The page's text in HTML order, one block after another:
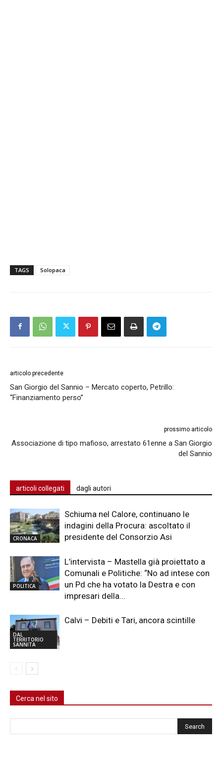
TAGS Solopaca
articolo precedente
San Giorgio del Sannio – Mercato coperto, Petrillo:
“Finanziamento perso”
prossimo articolo
Associazione di tipo mafioso, arrestato 61enne a San Giorgio
del Sannio
articoli collegati dagli autori
CRONACA
Schiuma nel Calore, continuano le
indagini della Procura: ascoltato il
presidente del Consorzio Asi
POLITICA
L’intervista – Mastella già proiettato a
Comunali e Politiche: “No ad intese con
un Pd che ha votato la Destra e con
impresari della...
DAL
TERRITORIO
SANNITA
Calvi – Debiti e Tari, ancora scintille
Cerca nel sito